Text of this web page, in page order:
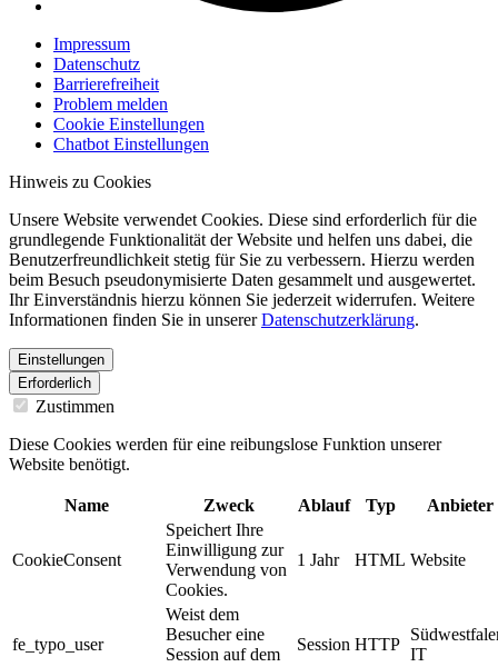
Impressum
Datenschutz
Barrierefreiheit
Problem melden
Cookie Einstellungen
Chatbot Einstellungen
Hinweis zu Cookies
Unsere Website verwendet Cookies. Diese sind erforderlich für die
grundlegende Funktionalität der Website und helfen uns dabei, die
Benutzerfreundlichkeit stetig für Sie zu verbessern. Hierzu werden
beim Besuch pseudonymisierte Daten gesammelt und ausgewertet.
Ihr Einverständnis hierzu können Sie jederzeit widerrufen. Weitere
Informationen finden Sie in unsererDatenschutzerklärung.
Einstellungen
Erforderlich
Zustimmen
Diese Cookies werden für eine reibungslose Funktion unserer
Website benötigt.
Name Zweck Ablauf Typ Anbieter
CookieConsent
Speichert Ihre
Einwilligung zur
Verwendung von
Cookies.
1 Jahr HTML Website
fe_typo_user
Weist dem
Besucher eine
Session auf dem
Session HTTP
IT